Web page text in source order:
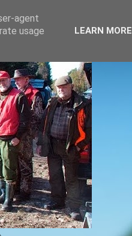
agent
usage
LEARN MORE